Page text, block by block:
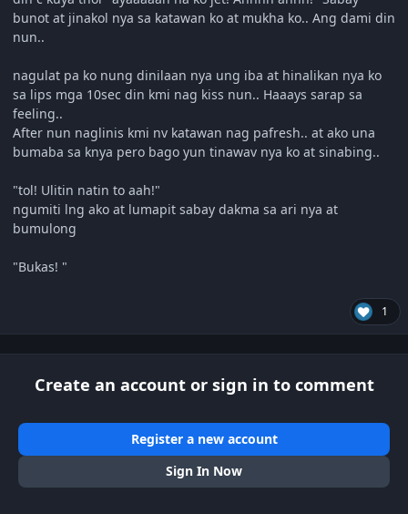
bunot at jinakol nya sa katawan ko at mukha ko.. Ang dami din
nun..
nagulat pa ko nung dinilaan nya ung iba at hinalikan nya ko
sa lips mga 10sec din kmi nag kiss nun.. Haaays sarap sa
feeling..
After nun naglinis kmi nv katawan nag pafresh.. at ako una
bumaba sa knya pero bago yun tinawav nya ko at sinabing..
"tol! Ulitin natin to aah!"
ngumiti lng ako at lumapit sabay dakma sa ari nya at
bumulong
"Bukas! "
1
Create an account or sign in to comment
Register a new account
Sign In Now